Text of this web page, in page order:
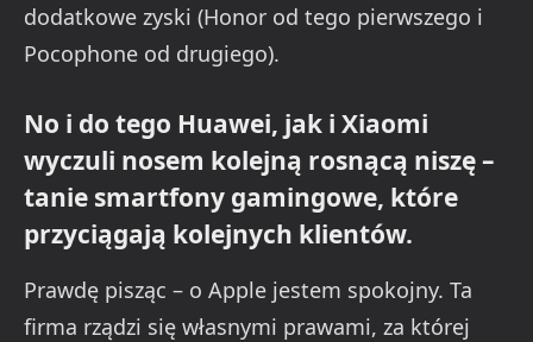
dodatkowe zyski (Honor od tego pierwszego i
Pocophone od drugiego).
No i do tego Huawei, jak i Xiaomi
wyczuli nosem kolejną rosnącą niszę –
tanie smartfony gamingowe, które
przyciągają kolejnych klientów.
Prawdę pisząc – o Apple jestem spokojny. Ta
firma rządzi się własnymi prawami, za której